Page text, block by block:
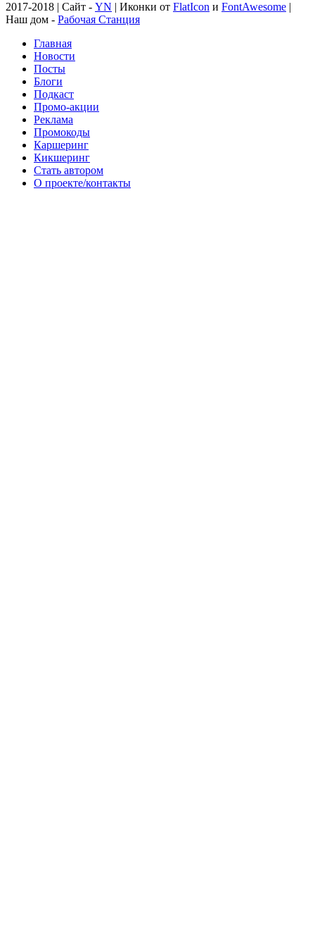
2017-2018 | Сайт - YN | Иконки от FlatIcon и FontAwesome |
Наш дом - Рабочая Станция
Главная
Новости
Посты
Блоги
Подкаст
Промо-акции
Реклама
Промокоды
Каршеринг
Кикшеринг
Стать автором
О проекте/контакты